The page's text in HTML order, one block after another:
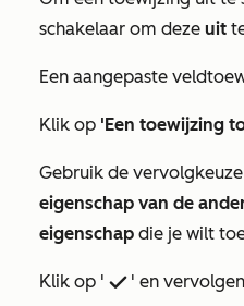
schakelaar om deze uit
Een aangepaste
Klik op 'Een toewijzing
Gebruik de
eigenschap van de
eigenschap die je wilt
Klik op ' success' en